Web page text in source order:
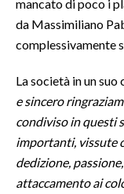
INSULARITÀ
INFO AZIENDE
ANNUNCI
NECROLOGI
PUBBLICITÀ
SPIAGGE
mancato di poco i
da Massimiliano
complessivamente
La società in un suo
e sincero
condiviso in questi
importanti, vissute
dedizione,
attaccamento ai